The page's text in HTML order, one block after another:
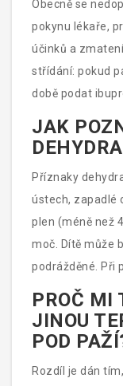
Obecně se
pokynu lékaře,
účinků a
střídání: pokud
době podat
časovým
času podání.
JAK
Příznaky
ústech, zapadlé
plen (méně než
moč. Dítě může
podrážděné. Při
PROČ MI
JINOU
POD
Rozdíl je dán